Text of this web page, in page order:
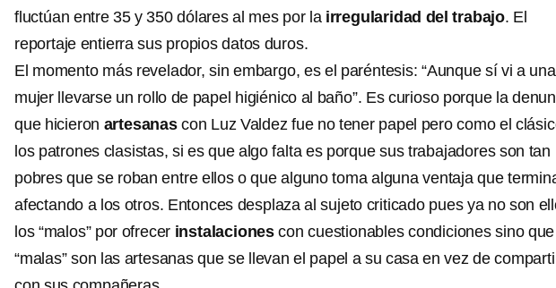
fluctúan entre 35 y 350 dólares al mes por la irregularidad del trabajo. El
reportaje entierra sus propios datos duros.
El momento más revelador, sin embargo, es el paréntesis: “Aunque sí vi a una
mujer llevarse un rollo de papel higiénico al baño”. Es curioso porque la
que hicieron artesanascon Luz Valdez fue no tener papel pero como el
los patrones clasistas, si es que algo falta es porque sus trabajadores son tan
pobres que se roban entre ellos o que alguno toma alguna ventaja que
afectando a los otros. Entonces desplaza al sujeto criticado pues ya no son
los “malos” por ofrecer instalaciones con cuestionables condiciones sino
“malas” son las artesanas que se llevan el papel a su casa en vez de